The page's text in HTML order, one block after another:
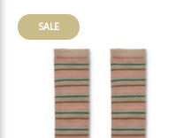
SALE